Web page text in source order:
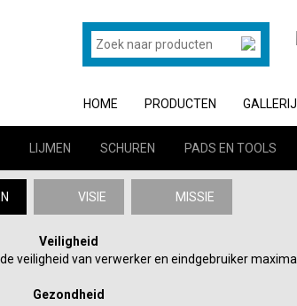
HOME PRODUCTEN GALLERIJ
LIJMEN SCHUREN PADS EN TOOLS
VISIE MISSIE
Veiligheid
veiligheid van verwerker en eindgebruiker
Gezondheid